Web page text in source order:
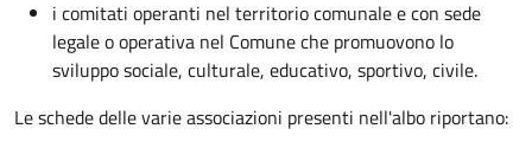
i comitati operanti nel territorio comunale e con sede
legale o operativa nel Comune che promuovono lo
sviluppo sociale, culturale, educativo, sportivo, civile.
Le schede delle varie associazioni presenti nell'albo riportano: